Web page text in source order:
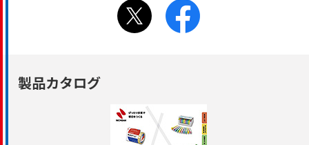
製品カタログ